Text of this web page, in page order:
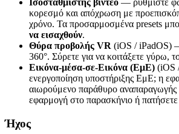
Ισοσταθμιστής βίντεο — ρυθμίστε
κορεσμό και απόχρωση με
χρόνο. Τα προσαρμοσμένα presets
να εισαχθούν.
Θύρα προβολής VR (iOS / iPadOS) —
360°. Σύρετε για να κοιτάξετε γύρω,
Εικόνα-μέσα-σε-Εικόνα (ΕμΕ) (iOS
ενεργοποίηση υποστήριξης ΕμΕ; η
αιωρούμενο παράθυρο αναπαραγωγής
εφαρμογή στο παρασκήνιο ή
Ήχος